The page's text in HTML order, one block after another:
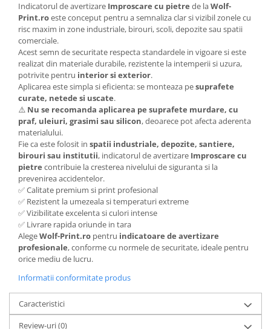
Indicatorul de avertizare Improscare cu pietre de laWolf-
Print.roeste conceput pentru a semnaliza clar si vizibil zonele cu
risc maxim in zone industriale, birouri, scoli, depozite sau spatii
comerciale.
Acest semn de securitate respecta standardele in vigoare si este
realizat din materiale durabile, rezistente la intemperii si uzura,
potrivite pentru interior si exterior.
Aplicarea este simpla si eficienta: se monteaza pesuprafete
curate, netede si uscate.
⚠️ Nu se recomanda aplicarea pe suprafete murdare, cu
praf, uleiuri, grasimi sau silicon, deoarece pot afecta aderenta
materialului.
Fie ca este folosit in spatii industriale, depozite, santiere,
birouri sau institutii, indicatorul de avertizare Improscare cu
pietre contribuie la cresterea nivelului de siguranta si la
prevenirea accidentelor.
✅ Calitate premium si print profesional
✅ Rezistent la umezeala si temperaturi extreme
✅ Vizibilitate excelenta si culori intense
✅ Livrare rapida oriunde in tara
AlegeWolf-Print.ro pentru indicatoare de avertizare
profesionale, conforme cu normele de securitate, ideale pentru
orice mediu de lucru.
Informatii conformitate produs
Caracteristici
Review-uri(0)